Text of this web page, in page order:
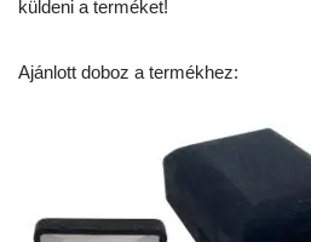
küldeni a terméket!
Ajánlott doboz a termékhez: